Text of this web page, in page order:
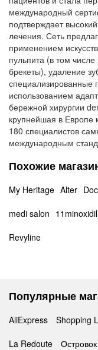
международный
подтверждает
лечения. Сеть
применением
пульпита (в том
брекеты), удаление
специализированные
использованием
бережной хирургии
крупнейшая в Европе
180 специалистов
международным
Похожие
My Heritage Alter
medi salon 11minoxidil
Revyline
Популярные
AliExpress Shopping
La Redoute
Островок